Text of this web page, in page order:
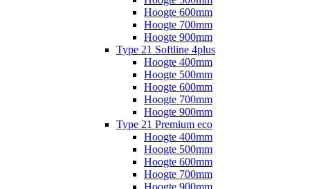
Hoogte 600mm
Hoogte 700mm
Hoogte 900mm
Type 21 Softline 4plus
Hoogte 400mm
Hoogte 500mm
Hoogte 600mm
Hoogte 700mm
Hoogte 900mm
Type 21 Premium eco
Hoogte 400mm
Hoogte 500mm
Hoogte 600mm
Hoogte 700mm
Hoogte 900mm